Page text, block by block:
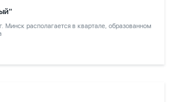
располагается в квартале, образованном